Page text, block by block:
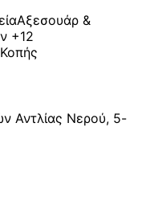
Αξεσουάρ &
+12
Αντλίας Νερού, 5-